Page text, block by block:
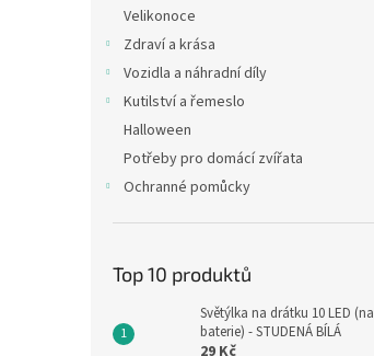
Velikonoce
Zdraví a krása
Vozidla a náhradní díly
Kutilství a řemeslo
Halloween
Potřeby pro domácí zvířata
Ochranné pomůcky
Top 10 produktů
Světýlka na drátku 10 LED (na
baterie) - STUDENÁ BÍLÁ
29 Kč